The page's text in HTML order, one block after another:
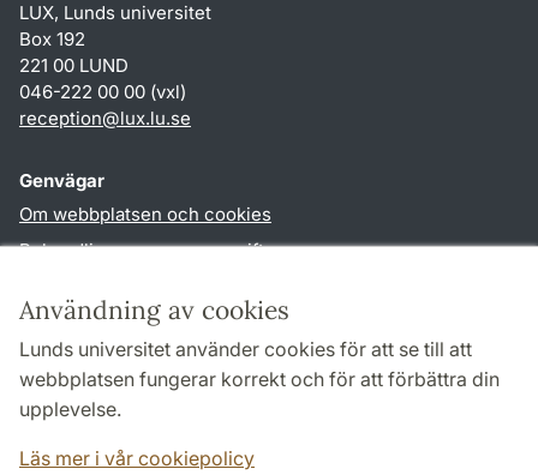
Användning av cookies
Lunds universitet använder cookies för att se till att
webbplatsen fungerar korrekt och för att förbättra din
upplevelse.
Läs mer i vår cookiepolicy
LUX, Lunds universitet
Box 192
221 00 LUND
046-222 00 00 (vxl)
reception@lux.lu.se
Genvägar
Om webbplatsen och cookies
Behandling av personuppgifter
TYPO3-login
Följ oss i sociala medier